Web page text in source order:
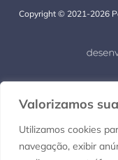
Valorizamos
Utilizamos cookies
navegação, exibir
Copyright © 2021-2026